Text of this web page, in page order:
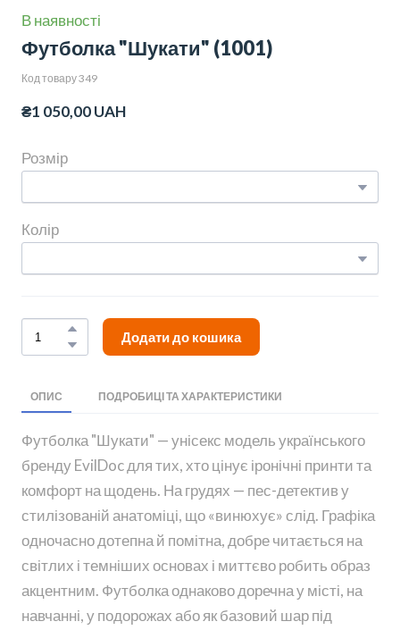
В наявності
Футболка "Шукати" (1001)
Код товару 349
₴1 050,00 UAH
Розмір
Колір
Додати до кошика
ОПИС ПОДРОБИЦІ ТА ХАРАКТЕРИСТИКИ
Футболка "Шукати" — унісекс модель українського
бренду EvilDoc для тих, хто цінує іронічні принти та
комфорт на щодень. На грудях — пес-детектив у
стилізованій анатоміці, що «винюхує» слід. Графіка
одночасно дотепна й помітна, добре читається на
світлих і темніших основах і миттєво робить образ
акцентним. Футболка однаково доречна у місті, на
навчанні, у подорожах або як базовий шар під